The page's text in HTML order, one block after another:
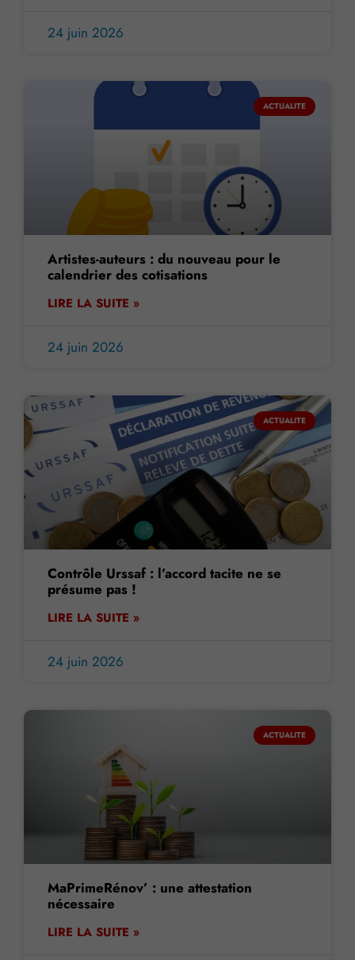
24 juin 2026
ACTUALITE
Artistes-auteurs : du nouveau pour le
calendrier des cotisations
LIRE LA SUITE »
24 juin 2026
ACTUALITE
Contrôle Urssaf : l’accord tacite ne se
présume pas !
LIRE LA SUITE »
24 juin 2026
ACTUALITE
MaPrimeRénov’ : une attestation
nécessaire
LIRE LA SUITE »